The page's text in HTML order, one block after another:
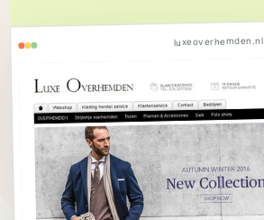
luxeoverhemden.nl